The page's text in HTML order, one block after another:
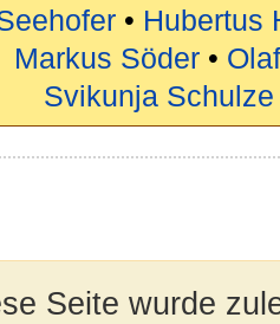
• Hubertus
Markus Söder•
Svikunja Schulze
Seite wurde